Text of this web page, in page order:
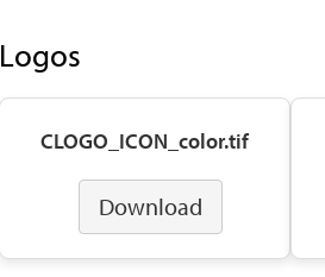
Logos
CLOGO_ICON_color.tif
Download